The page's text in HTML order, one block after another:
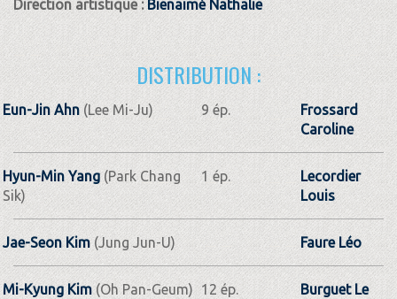
Direction artistique : Bienaimé Nathalie
DISTRIBUTION :
Eun-Jin Ahn (Lee Mi-Ju) 9 ép.
Frossard
Caroline
Hyun-Min Yang(Park Chang
Sik)
1 ép.
Lecordier
Louis
Jae-Seon Kim(Jung Jun-U) Faure Léo
Mi-Kyung Kim(Oh Pan-Geum) 12 ép.
Burguet Le